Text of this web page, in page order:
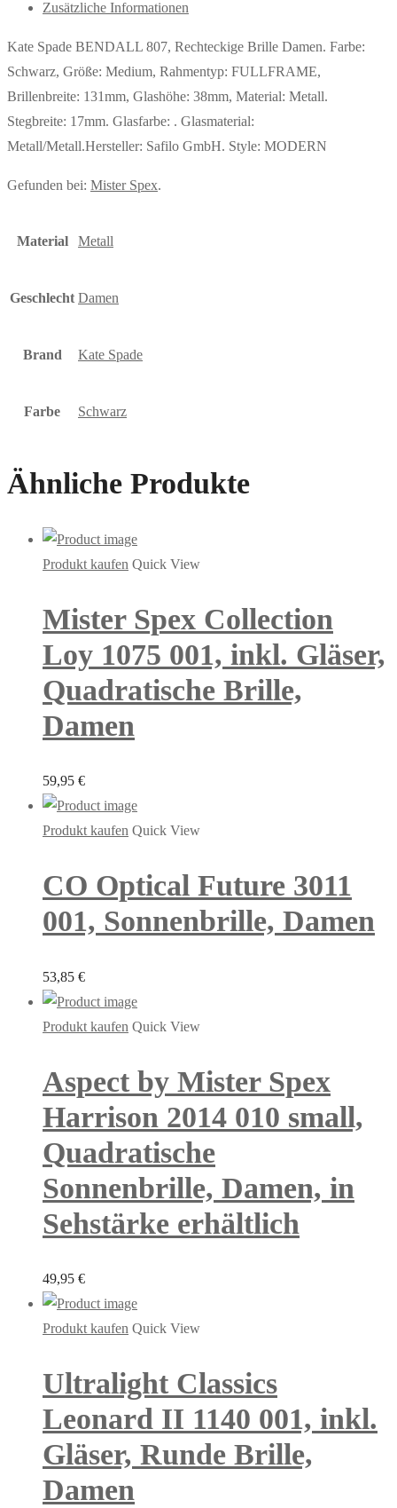
Zusätzliche Informationen
Kate Spade BENDALL 807, Rechteckige Brille Damen. Farbe:
Schwarz, Größe: Medium, Rahmentyp: FULLFRAME,
Brillenbreite: 131mm, Glashöhe: 38mm, Material: Metall.
Stegbreite: 17mm. Glasfarbe: . Glasmaterial:
Metall/Metall.Hersteller: Safilo GmbH. Style: MODERN
Gefunden bei: Mister Spex.
Material Metall
Geschlecht Damen
Brand Kate Spade
Farbe Schwarz
Ähnliche Produkte
Produkt kaufen Quick View
Mister Spex Collection
Loy 1075 001, inkl. Gläser,
Quadratische Brille,
Damen
59,95 €
Produkt kaufen Quick View
CO Optical Future 3011
001, Sonnenbrille, Damen
53,85 €
Produkt kaufen Quick View
Aspect by Mister Spex
Harrison 2014 010 small,
Quadratische
Sonnenbrille, Damen, in
Sehstärke erhältlich
49,95 €
Produkt kaufen Quick View
Ultralight Classics
Leonard II 1140 001, inkl.
Gläser, Runde Brille,
Damen